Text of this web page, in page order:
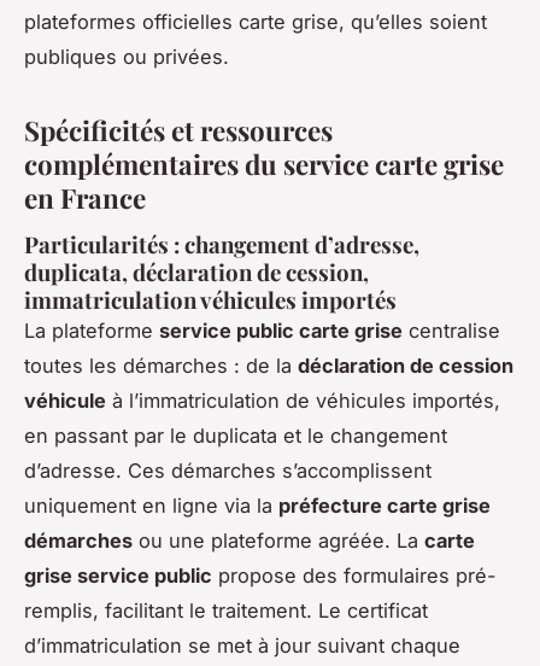
plateformes officielles carte grise, qu’elles soient
publiques ou privées.
Spécificités et ressources
complémentaires du service carte grise
en France
Particularités : changement d’adresse,
duplicata, déclaration de cession,
immatriculation véhicules importés
La plateforme service public carte grise centralise
toutes les démarches : de la déclaration de cession
véhicule à l’immatriculation de véhicules importés,
en passant par le duplicata et le changement
d’adresse. Ces démarches s’accomplissent
uniquement en ligne via la préfecture carte grise
démarches ou une plateforme agréée. La carte
grise service public propose des formulaires pré-
remplis, facilitant le traitement. Le certificat
d’immatriculation se met à jour suivant chaque